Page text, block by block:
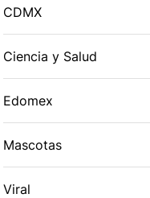
CDMX
Ciencia y Salud
Edomex
Mascotas
Viral